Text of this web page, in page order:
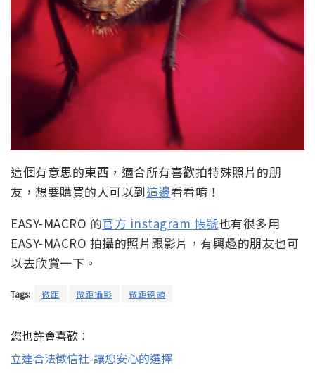
這個有意思的東西，適合所有喜歡拍特殊照片的朋
友，想要購買的人可以到這邊看看唷！
EASY-MACRO 的官方 instagram 帳號也有很多用
EASY-MACRO 拍攝的照片跟影片，有興趣的朋友也可
以去欣賞一下。
Tags: 微距 微距攝影 微距鏡頭
您也許會喜歡：
立達合法徵信社-讓您安心的選擇